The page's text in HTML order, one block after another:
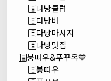
다낭클럽
다낭바
다낭마사지
다낭맛집
붕따우&푸꾸옥💙
붕따우